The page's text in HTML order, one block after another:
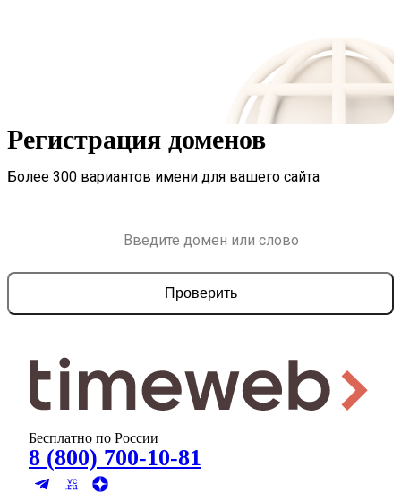
Регистрация доменов
Более 300 вариантов имени для вашего сайта
Проверить
Бесплатно по России
8 (800) 700-10-81